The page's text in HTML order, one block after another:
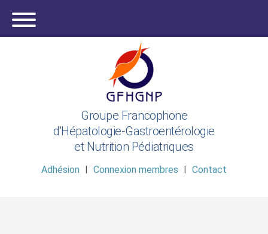
Groupe Francophone
d'Hépatologie-Gastroentérologie
et Nutrition Pédiatriques
Adhésion Connexion membres Contact